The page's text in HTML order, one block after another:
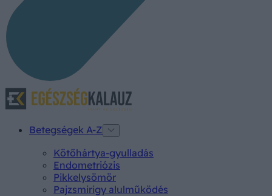
Betegségek A-Z
Kötőhártya-gyulladás
Endometriózis
Pikkelysömör
Pajzsmirigy alulműködés